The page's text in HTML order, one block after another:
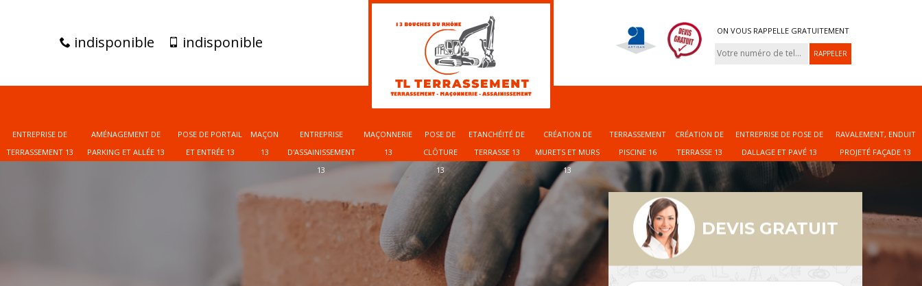
indisponible indisponible
ON VOUS RAPPELLE GRATUITEMENT
ENTREPRISE DE
TERRASSEMENT 13
AMÉNAGEMENT DE
PARKING ET ALLÉE 13
POSE DE PORTAIL
ET ENTRÉE 13
MAÇON
13
ENTREPRISE
D'ASSAINISSEMENT
13
MAÇONNERIE
13
POSE DE
CLÔTURE
13
ETANCHÉITÉ DE
TERRASSE 13
CRÉATION DE
MURETS ET MURS
13
TERRASSEMENT
PISCINE 16
CRÉATION DE
TERRASSE 13
ENTREPRISE DE POSE DE
DALLAGE ET PAVÉ 13
RAVALEMENT, ENDUIT
PROJETÉ FAÇADE 13
DEVIS GRATUIT